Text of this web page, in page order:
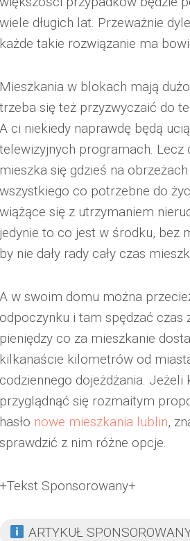
wiele długich lat. Przeważnie
każde takie rozwiązanie ma
Mieszkania w blokach mają
trzeba się też przyzwyczaić do
A ci niekiedy naprawdę będą
telewizyjnych programach. Lecz
mieszka się gdzieś na
wszystkiego co potrzebne do
wiążące się z utrzymaniem
jedynie to co jest w środku, bez
by nie dały rady cały czas
A w swoim domu można
odpoczynku i tam spędzać
pieniędzy co za mieszkanie
kilkanaście kilometrów od
codziennego dojeżdżania.
przyglądnąć się rozmaitym
hasło nowe mieszkania lublin,
sprawdzić z nim różne opcje.
+Tekst Sponsorowany+
ARTYKUŁ